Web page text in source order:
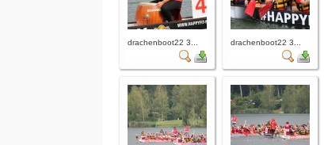
drachenboot22 3... drachenboot22 3...